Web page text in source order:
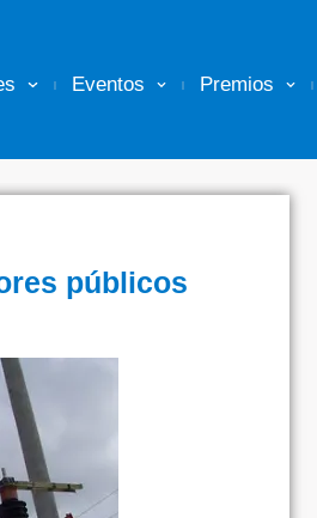
Eventos Premios
públicos